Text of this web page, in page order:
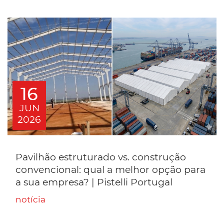
16
JUN
2026
Pavilhão estruturado vs. construção
convencional: qual a melhor opção para
a sua empresa? | Pistelli Portugal
notícia